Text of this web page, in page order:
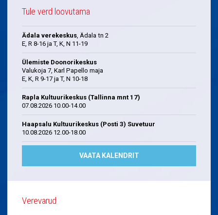
Tule verd loovutama
Ädala verekeskus, Ädala tn 2
E, R 8-16 ja T, K, N 11-19
Ülemiste Doonorikeskus
Valukoja 7, Karl Papello maja
E, K, R 9-17 ja T, N 10-18
Rapla Kultuurikeskus (Tallinna mnt 17)
07.08.2026 10.00-14.00
Haapsalu Kultuurikeskus (Posti 3) Suvetuur
10.08.2026 12.00-18.00
VAATA KALENDRIT
Verevarud